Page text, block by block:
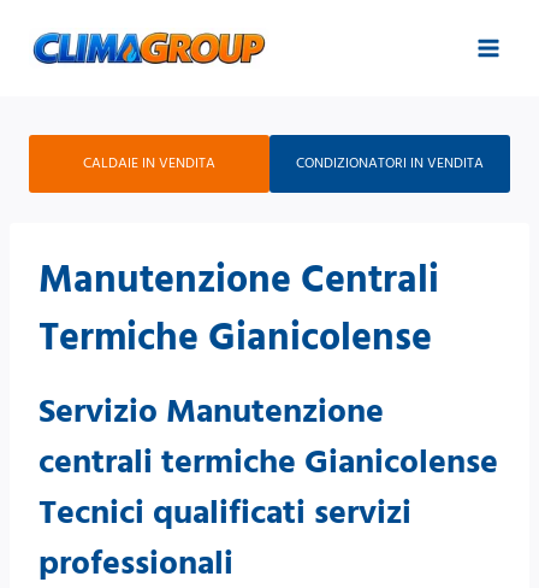
CALDAIE IN VENDITA CONDIZIONATORI IN VENDITA
Manutenzione Centrali
Termiche Gianicolense
Servizio Manutenzione
centrali termiche Gianicolense
Tecnici qualificati servizi
professionali